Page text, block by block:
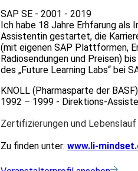
SAP SE - 2001 - 2019
Ich habe 18 Jahre Erhfarung
Assistentin gestartet, die
(mit eigenen SAP Plattformen,
Radiosendungen und Preisen)
des „Future Learning Labs“ bei
KNOLL (Pharmasparte der BASF)
1992 – 1999 - Direktions-
Zertifizierungen und Lebenslauf
Zu finden unter: www.li-